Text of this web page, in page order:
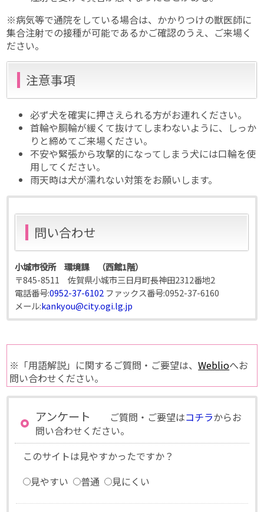
※病気等で通院をしている場合は、かかりつけの獣医師に
集合注射での接種が可能であるかご確認のうえ、ご来場く
ださい。
注意事項
必ず犬を確実に押さえられる方がお連れください。
首輪や胴輪が緩くて抜けてしまわないように、しっか
りと締めてご来場ください。
不安や緊張から攻撃的になってしまう犬には口輪を使
用してください。
雨天時は犬が濡れない対策をお願いします。
問い合わせ
小城市役所 環境課 （西館1階）
〒845-8511 佐賀県小城市三日月町長神田2312番地2
電話番号:0952-37-6102 ファックス番号:0952-37-6160
メール:kankyou@city.ogi.lg.jp
※「用語解説」に関するご質問・ご要望は、Weblioへお
問い合わせください。
アンケート ご質問・ご要望はコチラからお
問い合わせください。
このサイトは見やすかったですか？
見やすい
普通 見にくい